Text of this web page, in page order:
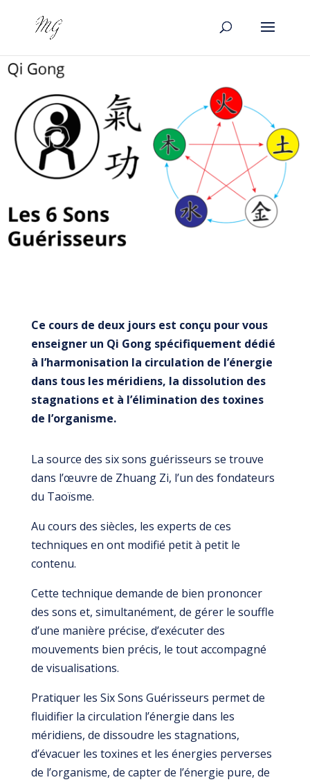
Ce cours de deux jours est conçu pour vous
enseigner un Qi Gong spécifiquement dédié
à l’harmonisation la circulation de l’énergie
dans tous les méridiens, la dissolution des
stagnations et à l’élimination des toxines
de l’organisme.
La source des six sons guérisseurs se trouve
dans l’œuvre de Zhuang Zi, l’un des fondateurs
du Taoïsme.
Au cours des siècles, les experts de ces
techniques en ont modifié petit à petit le
contenu.
Cette technique demande de bien prononcer
des sons et, simultanément, de gérer le souffle
d’une manière précise, d’exécuter des
mouvements bien précis, le tout accompagné
de visualisations.
Pratiquer les Six Sons Guérisseurs permet de
fluidifier la circulation l’énergie dans les
méridiens, de dissoudre les stagnations,
d’évacuer les toxines et les énergies perverses
de l’organisme, de capter de l’énergie pure, de